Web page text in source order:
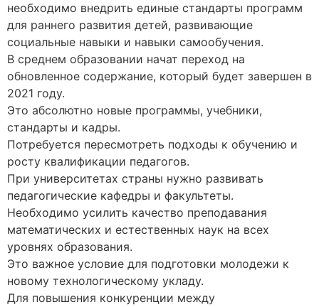
необходимо внедрить единые стандарты программ
для раннего развития детей, развивающие
социальные навыки и навыки самообучения.
В среднем образовании начат переход на
обновленное содержание, который будет завершен в
2021 году.
Это абсолютно новые программы, учебники,
стандарты и кадры.
Потребуется пересмотреть подходы к обучению и
росту квалификации педагогов.
При университетах страны нужно развивать
педагогические кафедры и факультеты.
Необходимо усилить качество преподавания
математических и естественных наук на всех
уровнях образования.
Это важное условие для подготовки молодежи к
новому технологическому укладу.
Для повышения конкуренции между